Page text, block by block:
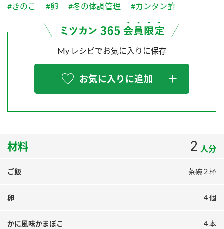
ふりかけ おすしの素
炊き込みご飯の素 米飯用調味液
PIN印
スペシャルサイト
お酢を知ろう！
ぽん酢サワー
ZENB initiative
MIM（ミツカンミュージアム）
各部門が大切にしていること
販売終了製品のご案内
よくあるご質問
地図から取り扱い店舗を探す
#きのこ #卵 #冬の体調管理 #カンタン酢
My レシピでお気に入りに保存
お気に入りに追加
材料 2 人分
ご飯 茶碗２杯
卵 ４個
かに風味かまぼこ ４本